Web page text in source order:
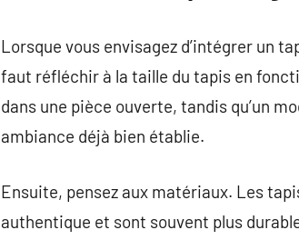
Lorsque vous envisagez d’intégrer un
faut réfléchir à la taille du tapis en
dans une pièce ouverte, tandis qu’un
ambiance déjà bien établie.
Ensuite, pensez aux matériaux. Les
authentique et sont souvent plus